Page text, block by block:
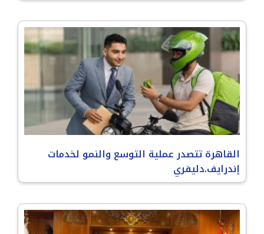
القاهرة تتصدر عملية التوسع والنمو لخدمات
إندرايف.دليفري